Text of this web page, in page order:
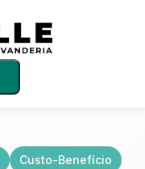
Custo-Benefício